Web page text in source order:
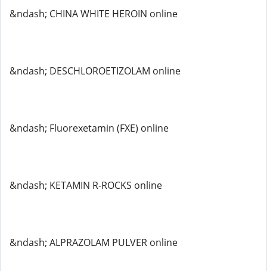
&ndash; CHINA WHITE HEROIN online
&ndash; DESCHLOROETIZOLAM online
&ndash; Fluorexetamin (FXE) online
&ndash; KETAMIN R-ROCKS online
&ndash; ALPRAZOLAM PULVER online